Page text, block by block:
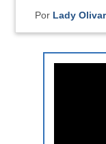
Por Lady